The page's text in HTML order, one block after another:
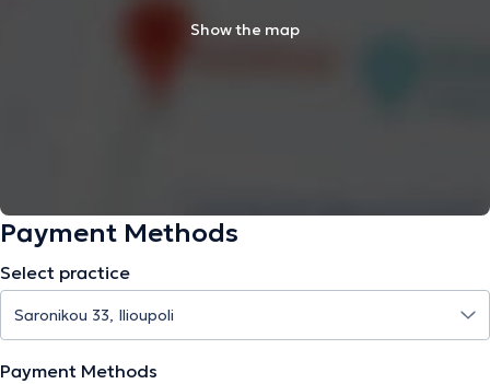
Show the map
Payment Methods
Select practice
Payment Methods